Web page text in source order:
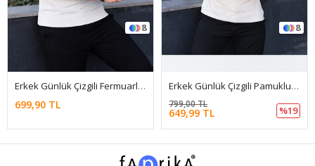
8
Erkek Günlük Çizgili Fermuarlı Triko Beyaz Polo Yaka Tişört
699,90 TL
8
Erkek Günlük Çizgili Pamuklu Beyaz Polo Yaka Tişört
649,99 TL
799,00 TL
%19